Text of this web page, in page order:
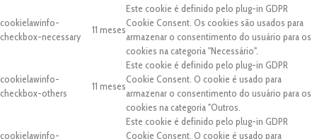
cookielawinfo-
checkbox-necessary
11 meses
Este cookie é definido pelo plug-in GDPR
Cookie Consent. Os cookies são usados para
armazenar o consentimento do usuário para os
cookies na categoria "Necessário".
cookielawinfo-
checkbox-others
11 meses
Este cookie é definido pelo plug-in GDPR
Cookie Consent. O cookie é usado para
armazenar o consentimento do usuário para os
cookies na categoria "Outros.
cookielawinfo-
Este cookie é definido pelo plug-in GDPR
Cookie Consent. O cookie é usado para